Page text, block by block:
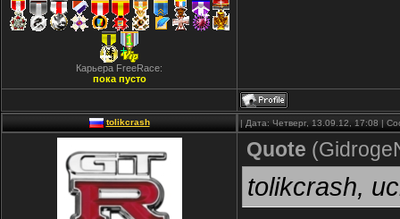
Карьера FreeRace:
пока пусто
tolikcrash | Дата: Четверг, 13.09.12, 17:08 |
Quote (
tolikcrash,